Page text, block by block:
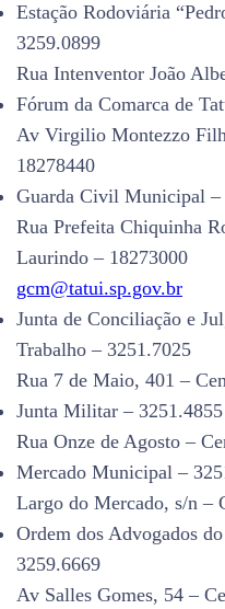
Estação Rodoviária
3259.0899
Rua Intenventor João
Fórum da Comarca de
Av Virgilio Montezzo
18278440
Guarda Civil Municipal –
Rua Prefeita Chiquinha
Laurindo – 18273000
gcm@tatui.sp.gov.br
Junta de Conciliação e
Trabalho – 3251.7025
Rua 7 de Maio, 401 –
Junta Militar – 3251.4855
Rua Onze de Agosto –
Mercado Municipal –
Largo do Mercado, s/n –
Ordem dos Advogados
3259.6669
Av Salles Gomes, 54 –